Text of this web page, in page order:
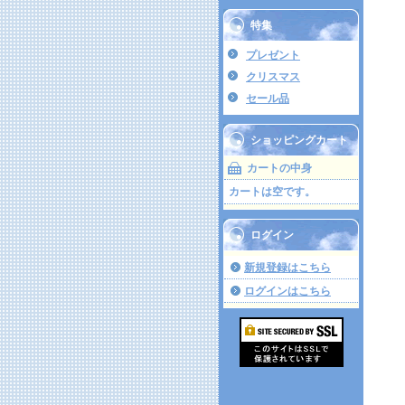
特集
プレゼント
クリスマス
セール品
ショッピングカート
カートの中身
カートは空です。
ログイン
新規登録はこちら
ログインはこちら